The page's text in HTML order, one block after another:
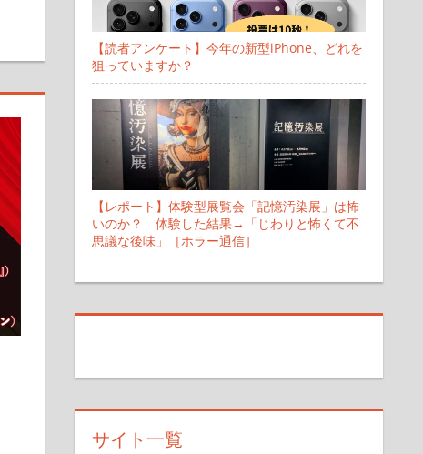
【読者アンケート】今年の新型iPhone、どれを
狙っていますか？
【レポート】体験型展覧会「記憶汚染展」は怖
いのか？ 体験した結果→「じわりと怖くて不
思議な後味」［ホラー通信］
サイト一覧